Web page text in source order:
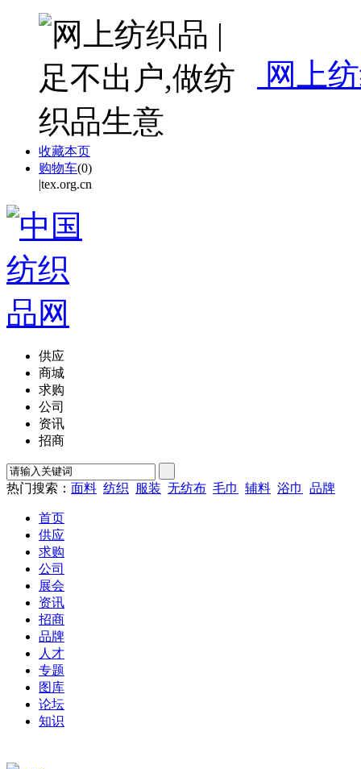
网上
收藏本页
购物车(0)
|tex.org.cn
供应
商城
求购
公司
资讯
招商
热门搜索： 面料 纺织 服装 无纺布 毛巾 辅料 浴巾 品牌
首页
供应
求购
公司
展会
资讯
招商
品牌
人才
专题
图库
论坛
知识